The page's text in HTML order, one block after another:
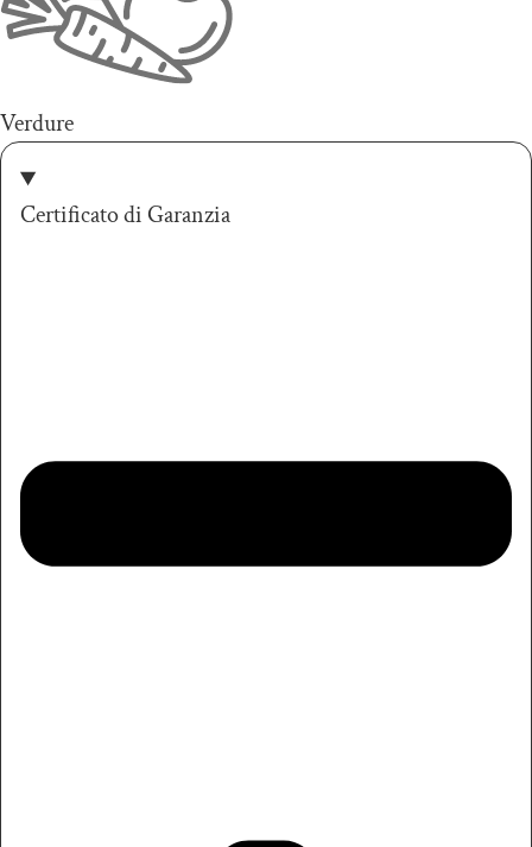
Verdure
Certificato di Garanzia